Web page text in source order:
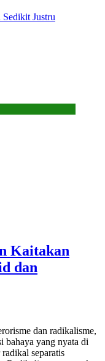
Justru
Kaitakan
dan
dan radikalisme,
bahaya yang nyata di
separatis